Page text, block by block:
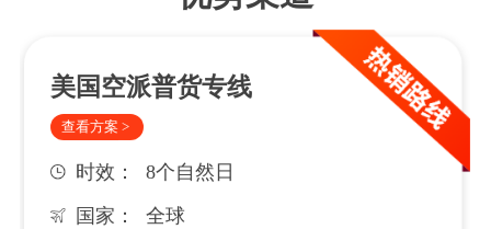
美国空派普货专线
查看方案 >
时效：8个自然日
国家：全球